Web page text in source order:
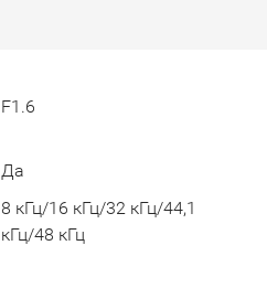
F1.6
Да
8 кГц/16 кГц/32 кГц/44,1
кГц/48 кГц